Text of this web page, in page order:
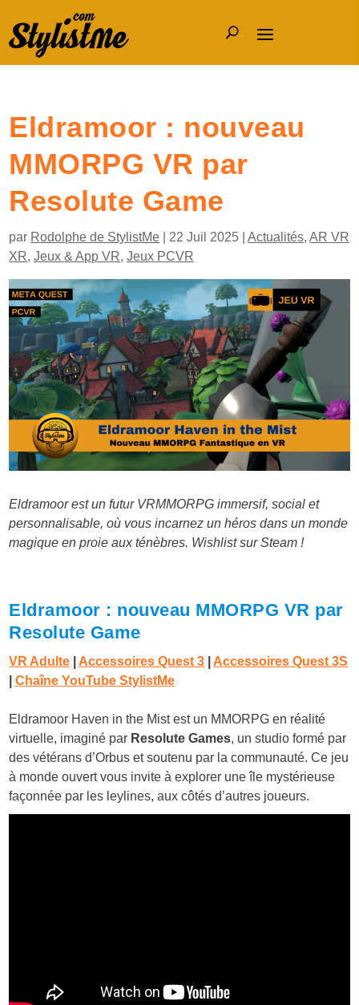
Eldramoor : nouveau
MMORPG VR par
Resolute Game
par Rodolphe de StylistMe 22 Juil 2025 |Actualités,AR VR
XR,Jeux & App VR,Jeux PCVR
Eldramoor est un futur VRMMORPG immersif, social et
personnalisable, où vous incarnez un héros dans un monde
magique en proie aux ténèbres. Wishlist sur Steam !
Eldramoor : nouveau MMORPG VR par
Resolute Game
VR Adulte Accessoires Quest 3
Accessoires Quest 3S
|Chaîne YouTube StylistMe
Eldramoor Haven in the Mist est un MMORPG en réalité
virtuelle, imaginé par Resolute Games, un studio formé par
des vétérans d’Orbus et soutenu par la communauté. Ce jeu
à monde ouvert vous invite à explorer une île mystérieuse
façonnée par les leylines, aux côtés d’autres joueurs.